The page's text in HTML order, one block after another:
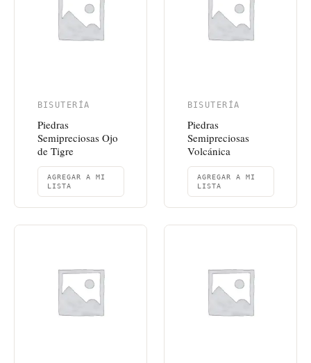
BISUTERÍA
Piedras
Semipreciosas Ojo
de Tigre
AGREGAR A MI
LISTA
BISUTERÍA
Piedras
Semipreciosas
Volcánica
AGREGAR A MI
LISTA